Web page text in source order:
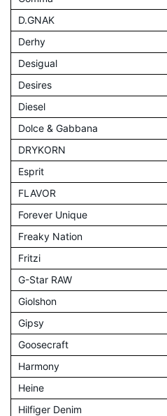
D.GNAK
Derhy
Desigual
Desires
Diesel
Dolce & Gabbana
DRYKORN
Esprit
FLAVOR
Forever Unique
Freaky Nation
Fritzi
G-Star RAW
Giolshon
Gipsy
Goosecraft
Harmony
Heine
Hilfiger Denim